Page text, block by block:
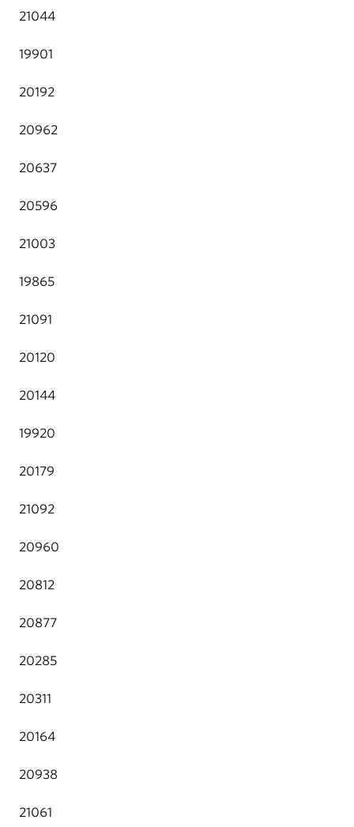
21044
19901
20192
20962
20637
20596
21003
19865
21091
20120
20144
19920
20179
21092
20960
20812
20877
20285
20311
20164
20938
21061